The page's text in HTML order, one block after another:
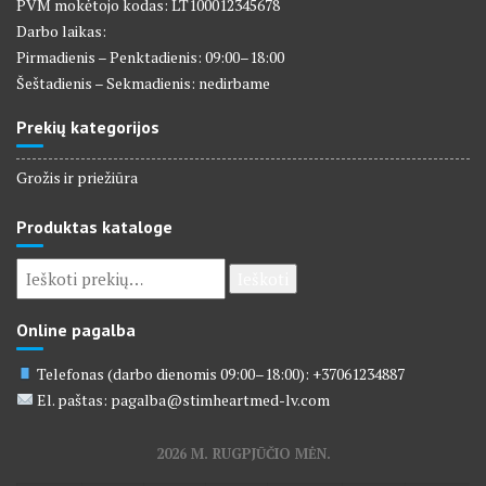
PVM mokėtojo kodas: LT100012345678
Darbo laikas:
Pirmadienis – Penktadienis: 09:00–18:00
Šeštadienis – Sekmadienis: nedirbame
Prekių kategorijos
Grožis ir priežiūra
Produktas kataloge
Ieškoti:
Online pagalba
Telefonas (darbo dienomis 09:00–18:00): +37061234887
El. paštas: pagalba@stimheartmed-lv.com
2026 M. RUGPJŪČIO MĖN.